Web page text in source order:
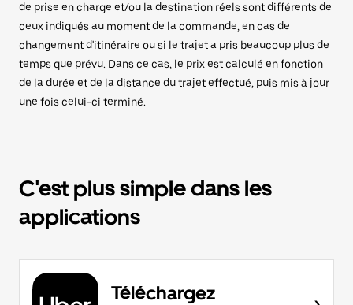
de prise en charge et/ou la destination réels sont différents de
ceux indiqués au moment de la commande, en cas de
changement d'itinéraire ou si le trajet a pris beaucoup plus de
temps que prévu. Dans ce cas, le prix est calculé en fonction
de la durée et de la distance du trajet effectué, puis mis à jour
une fois celui-ci terminé.
C'est plus simple dans les
applications
Téléchargez